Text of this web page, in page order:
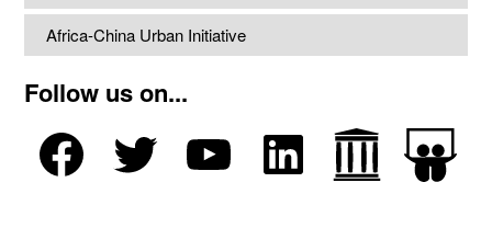
Africa-China Urban Initiative
Follow us on...